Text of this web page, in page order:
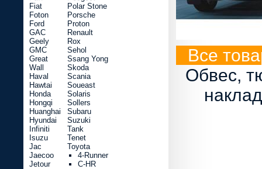
Все
Обвес,
Fiat
Foton
Ford
GAC
Geely
GMC
Great
Wall
Haval
Hawtai
Honda
Hongqi
Huanghai
Hyundai
Infiniti
Isuzu
Jac
Jaecoo
Jetour
Polar Stone
Porsche
Proton
Renault
Rox
Sehol
Ssang Yong
Skoda
Scania
Soueast
Solaris
Sollers
Subaru
Suzuki
Tank
Tenet
Toyota
4-Runner
C-HR